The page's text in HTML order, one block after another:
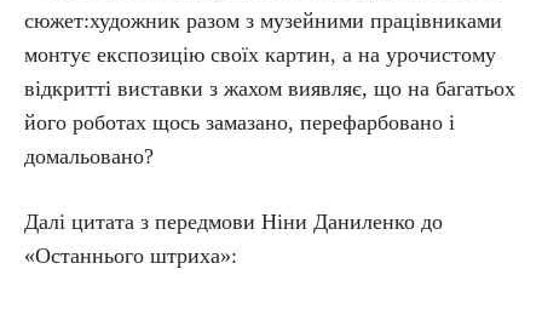
сюжет:художник разом з музейними працівниками
монтує експозицію своїх картин, а на урочистому
відкритті виставки з жахом виявляє, що на багатьох
його роботах щось замазано, перефарбовано і
домальовано?
Далі цитата з передмови Ніни Даниленко до
«Останнього штриха»: